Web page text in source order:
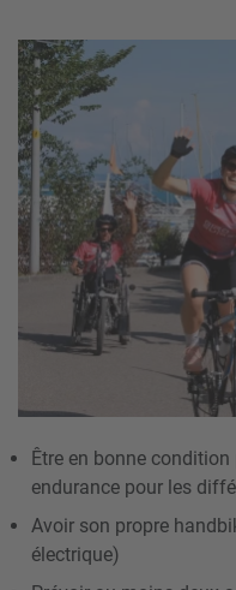
Être en bonne
endurance pour les
Avoir son propre
électrique)